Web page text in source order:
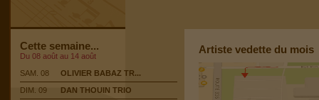
Cette semaine...
Du 08 août au 14 août
SAM. 08
OLIVIER BABAZ TR...
DIM. 09
DAN THOUIN TRIO
Artiste vedette du mois